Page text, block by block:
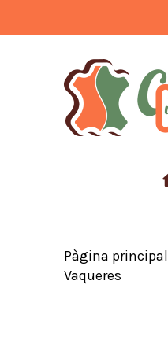
Pàgina principal
Vaqueres